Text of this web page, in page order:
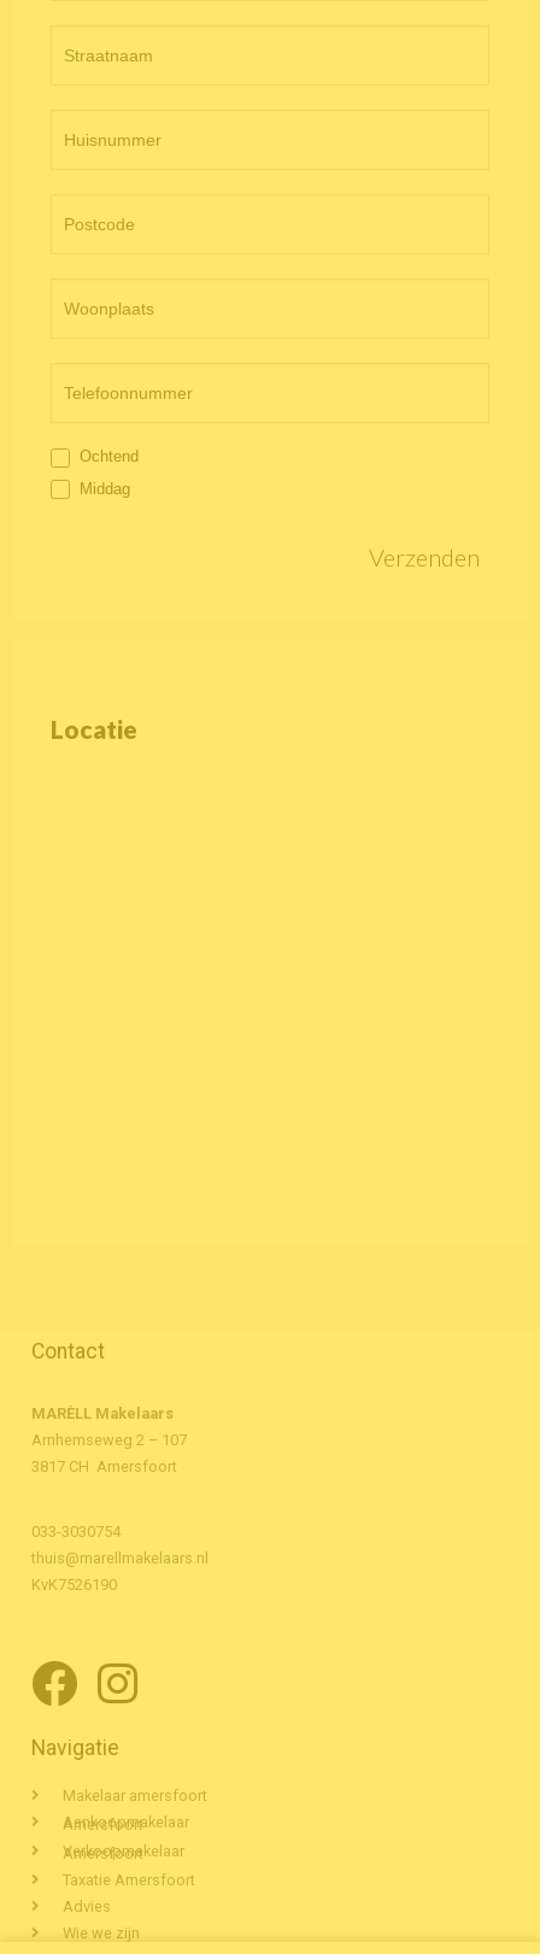
Ochtend
Middag
Verzenden
Locatie
Contact
MARÈLL Makelaars
Arnhemseweg 2 – 107
3817 CH Amersfoort
033-3030754
thuis@marellmakelaars.nl
KvK7526190
Navigatie
Makelaar amersfoort
Aankoopmakelaar Amersfoort
Verkoopmakelaar Amersfoort
Taxatie Amersfoort
Advies
Wie we zijn